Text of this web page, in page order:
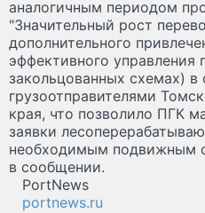
аналогичным периодом
"Значительный рост
дополнительного
эффективного управления
закольцованных схемах) в
грузоотправителями
края, что позволило ПГК
заявки
необходимым подвижным
в сообщении.
PortNews
portnews.ru